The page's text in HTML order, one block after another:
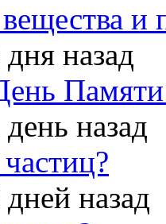
и
назад
назад
назад